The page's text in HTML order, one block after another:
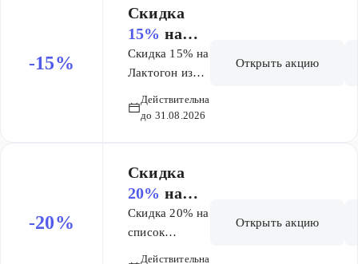
-15%
Скидка
15% на
Лактогон
из списка
Скидка 15% на
Лактогон из
Действительна
до 31.08.2026
Открыть акцию
-20%
Скидка
20% на
список
товаров
марки Ля
Скидка 20% на
список
Действительна
Открыть акцию